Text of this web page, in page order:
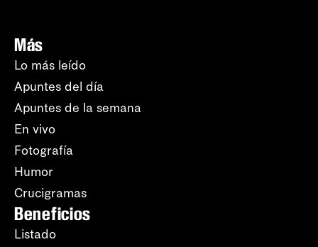
Más
Lo más leído
Apuntes del día
Apuntes de la semana
En vivo
Fotografía
Humor
Crucigramas
Beneficios
Listado